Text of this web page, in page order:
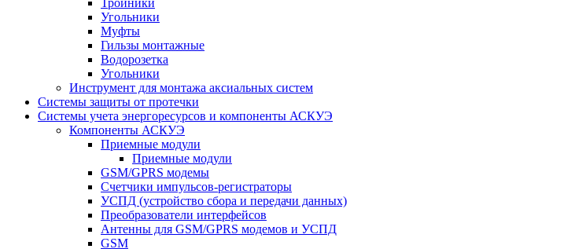
Тройники
Угольники
Муфты
Гильзы монтажные
Водорозетка
Угольники
Инструмент для монтажа аксиальных систем
Системы защиты от протечки
Системы учета энергоресурсов и компоненты АСКУЭ
Компоненты АСКУЭ
Приемные модули
Приемные модули
GSM/GPRS модемы
Счетчики импульсов-регистраторы
УСПД (устройство сбора и передачи данных)
Преобразователи интерфейсов
Антенны для GSM/GPRS модемов и УСПД
GSM